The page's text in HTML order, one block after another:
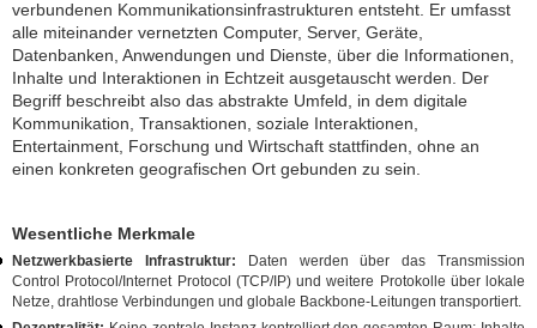
verbundenen Kommunikationsinfrastrukturen entsteht. Er umfasst
alle miteinander vernetzten Computer, Server, Geräte,
Datenbanken, Anwendungen und Dienste, über die Informationen,
Inhalte und Interaktionen in Echtzeit ausgetauscht werden. Der
Begriff beschreibt also das abstrakte Umfeld, in dem digitale
Kommunikation, Transaktionen, soziale Interaktionen,
Entertainment, Forschung und Wirtschaft stattfinden, ohne an
einen konkreten geografischen Ort gebunden zu sein.
Wesentliche Merkmale
Netzwerkbasierte Infrastruktur: Daten werden über das Transmission
Control Protocol/Internet Protocol (TCP/IP) und weitere Protokolle über lokale
Netze, drahtlose Verbindungen und globale Backbone‑Leitungen transportiert.